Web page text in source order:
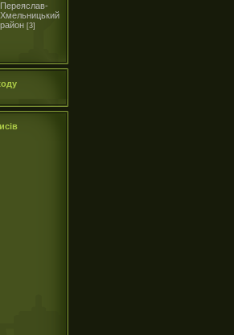
Переяслав-
Хмельницький
район [3]